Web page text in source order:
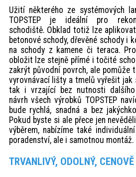
Užití některého ze systémových
TOPSTEP je ideální pro
schodiště. Obklad totiž lze
betonové schody, dřevěné schody i
na schody z kamene či teraca.
obložit lze stejně přímé i točité
zakrýt původní povrch, ale pomůže
vyrovnávací lišty a tmelů vyřešit jak
tak i vrzající bez nutnosti dalšího
návrh všech výrobků TOPSTEP
bude rychlá, snadná a bez
Pokud byste si ale přece jen
výběrem, nabízíme také
poradenství, ale i samotnou montáž.
TRVANLIVÝ, ODOLNÝ,